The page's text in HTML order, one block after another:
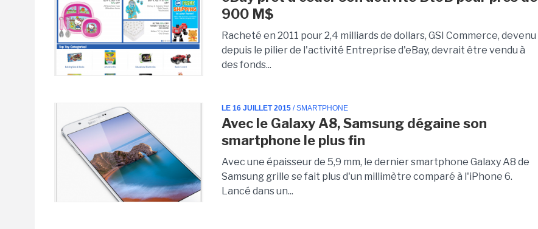
900 M$
Racheté en 2011 pour 2,4 milliards de dollars, GSI Commerce, devenu
depuis le pilier de l'activité Entreprise d'eBay, devrait être vendu à
des fonds...
LE 16 JUILLET 2015 / SMARTPHONE
Avec le Galaxy A8, Samsung dégaine son
smartphone le plus fin
Avec une épaisseur de 5,9 mm, le dernier smartphone Galaxy A8 de
Samsung grille se fait plus d'un millimètre comparé à l'iPhone 6.
Lancé dans un...